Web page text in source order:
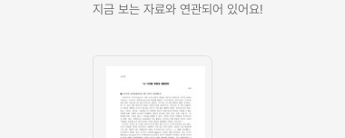
지금 보는 자료와 연관되어 있어요!